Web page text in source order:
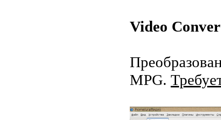
Video
MPG.